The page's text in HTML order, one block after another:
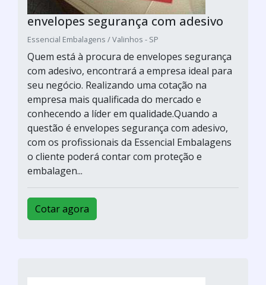
envelopes segurança com adesivo
Essencial Embalagens / Valinhos - SP
Quem está à procura de envelopes segurança
com adesivo, encontrará a empresa ideal para
seu negócio. Realizando uma cotação na
empresa mais qualificada do mercado e
conhecendo a líder em qualidade.Quando a
questão é envelopes segurança com adesivo,
com os profissionais da Essencial Embalagens
o cliente poderá contar com proteção e
embalagen...
Cotar agora